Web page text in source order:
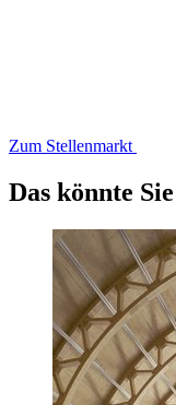
Zum Stellenmarkt
Das könnte